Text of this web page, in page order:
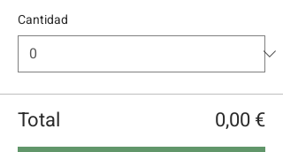
Cantidad
Total 0,00 €